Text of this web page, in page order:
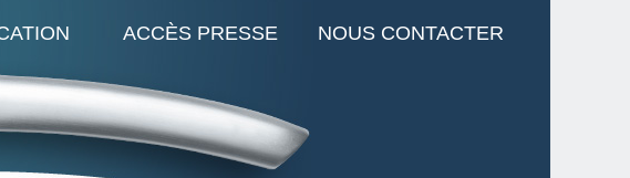
ACCÈS PRESSE NOUS CONTACTER